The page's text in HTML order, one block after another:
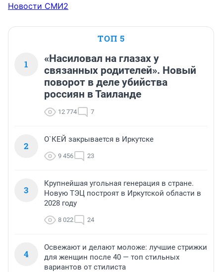
Новости СМИ2
ТОП 5
1
«Насиловал на глазах у
связанных родителей». Новый
поворот в деле убийства
россиян в Таиланде
12 774 7
2
О`КЕЙ закрывается в Иркутске
9 456 23
3
Крупнейшая угольная генерация в стране.
Новую ТЭЦ построят в Иркутской области в
2028 году
8 022 24
4
Освежают и делают моложе: лучшие стрижки
для женщин после 40 — топ стильных
вариантов от стилиста